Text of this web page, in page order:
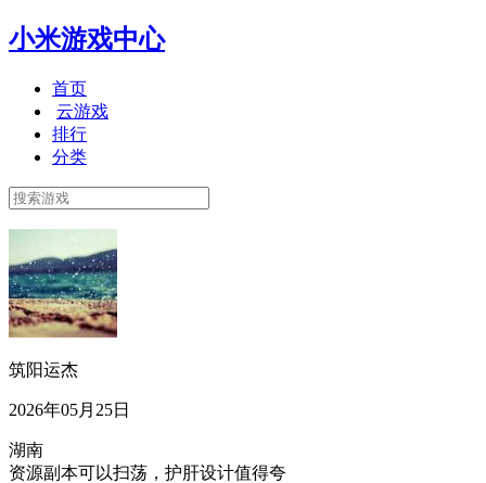
小米游戏中心
首页
云游戏
排行
分类
筑阳运杰
2026年05月25日
湖南
资源副本可以扫荡，护肝设计值得夸